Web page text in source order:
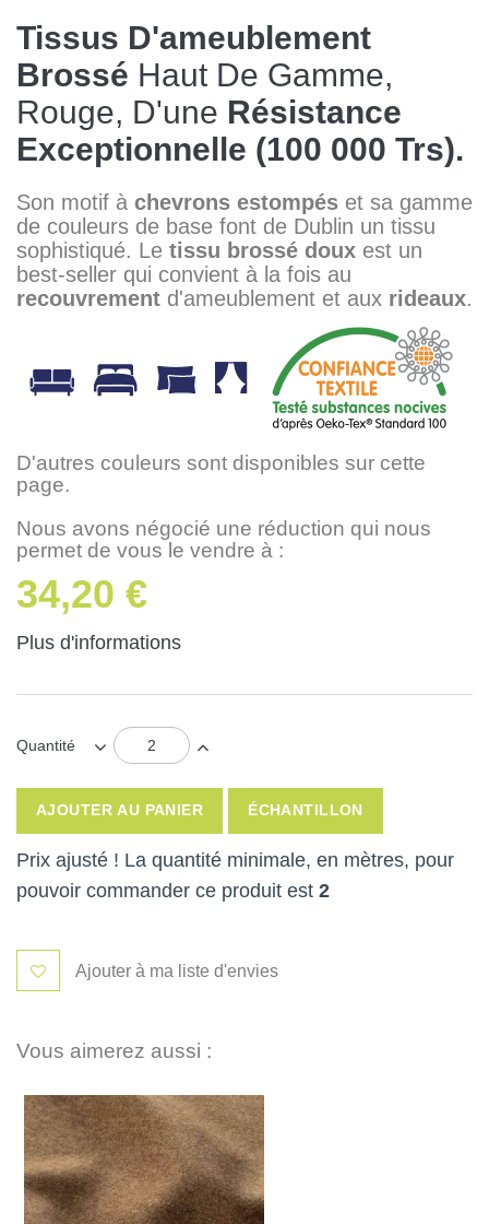
Tissus D'ameublement
Brossé Haut De Gamme,
Rouge, D'une Résistance
Exceptionnelle (100 000 Trs).
Son motif à chevrons estompés et sa gamme
de couleurs de base font de Dublin un tissu
sophistiqué. Le tissu brossé doux est un
best-seller qui convient à la fois au
recouvrement d'ameublement et aux rideaux.
D'autres couleurs sont disponibles sur cette
page.
Nous avons négocié une réduction qui nous
permet de vous le vendre à :
34,20 €
Plus d'informations
Quantité
AJOUTER AU PANIER ÉCHANTILLON
Prix ajusté ! La quantité minimale, en mètres, pour
pouvoir commander ce produit est 2
Ajouter à ma liste d'envies
Vous aimerez aussi :